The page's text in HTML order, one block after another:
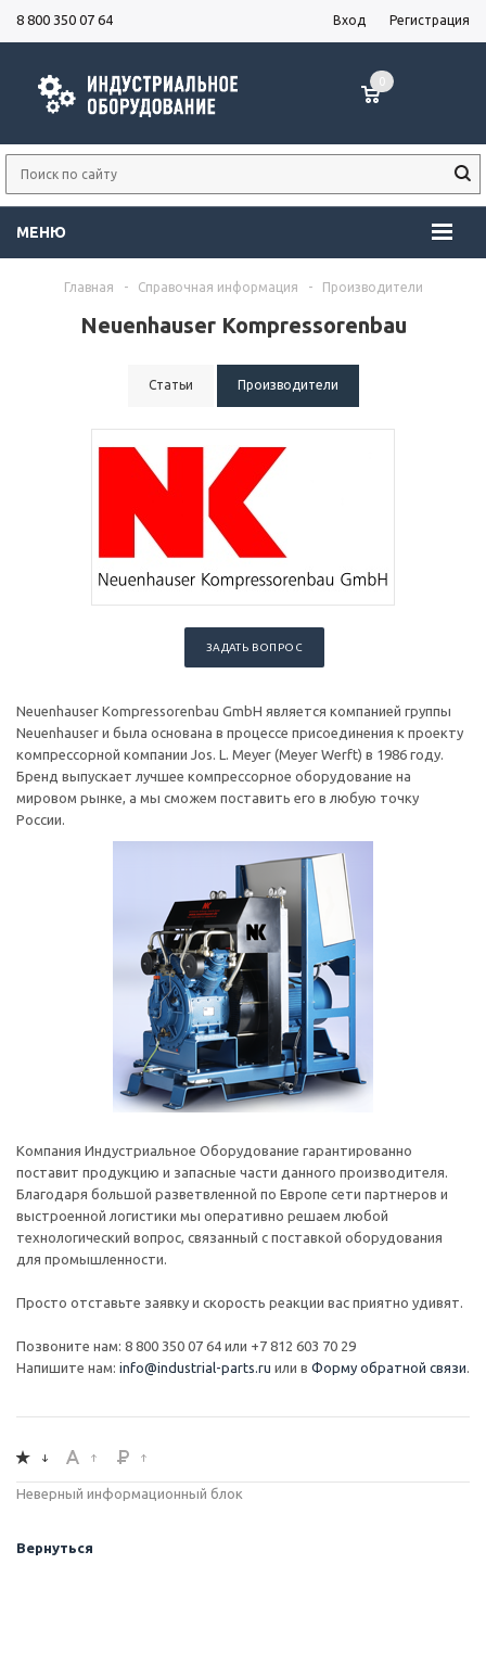
8 800 350 07 64 Вход Регистрация
МЕНЮ
0
Главная - Справочная информация - Производители
Neuenhauser Kompressorenbau
Статьи Производители
ЗАДАТЬ ВОПРОС
Neuenhauser Kompressorenbau GmbH является компанией группы
Neuenhauser и была основана в процессе присоединения к проекту
компрессорной компании Jos. L. Meyer (Meyer Werft) в 1986 году.
Бренд выпускает лучшее компрессорное оборудование на
мировом рынке, а мы сможем поставить его в любую точку
России.
Компания Индустриальное Оборудование гарантированно
поставит продукцию и запасные части данного производителя.
Благодаря большой разветвленной по Европе сети партнеров и
выстроенной логистики мы оперативно решаем любой
технологический вопрос, связанный с поставкой оборудования
для промышленности.
Просто отставьте заявку и скорость реакции вас приятно удивят.
Позвоните нам: 8 800 350 07 64 или +7 812 603 70 29
Напишите нам: info@industrial-parts.ru или в Форму обратной связи.
Неверный информационный блок
Вернуться